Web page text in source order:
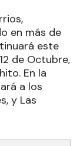
en más de
este
de Octubre,
En la
a los
y Las